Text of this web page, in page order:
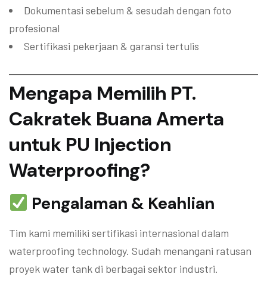
Dokumentasi sebelum & sesudah dengan foto
profesional
Sertifikasi pekerjaan & garansi tertulis
Mengapa Memilih PT.
Cakratek Buana Amerta
untuk PU Injection
Waterproofing?
Pengalaman & Keahlian
Tim kami memiliki sertifikasi internasional dalam
waterproofing technology. Sudah menangani ratusan
proyek water tank di berbagai sektor industri.